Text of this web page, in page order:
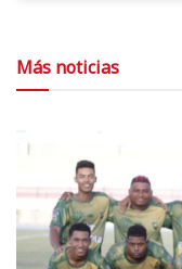
Más noticias